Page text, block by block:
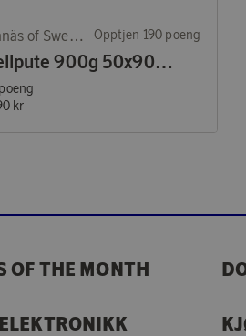
Borganäs of Sweden Opptjen 190 poeng
Hotellpute 900g 50x90 cm
kr
OF THE MONTH